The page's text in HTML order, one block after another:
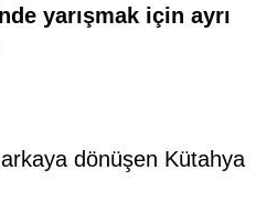
yarışmak için ayrı
dönüşen Kütahya